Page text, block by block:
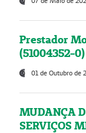
Prestador
(51004352-0)
01 de Outubro de
MUDANÇA
SERVIÇOS